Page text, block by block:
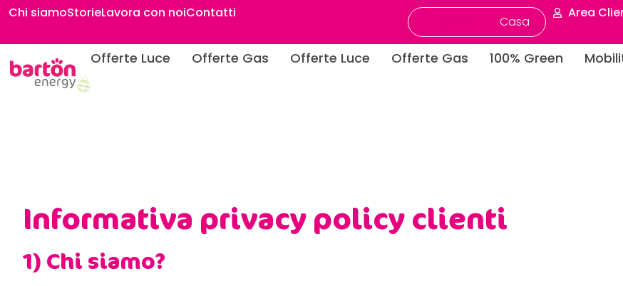
contenuto
Chi siamoStorieLavora con noiContatti
Casa
Area
Offerte Luce Offerte Gas Offerte Luce Offerte Gas 100% Green
Informativa privacy policy clienti
1) Chi siamo?